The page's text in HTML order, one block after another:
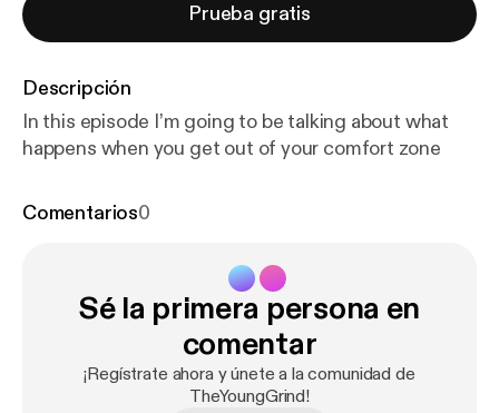
Prueba gratis
Descripción
In this episode I’m going to be talking about what
happens when you get out of your comfort zone
Comentarios0
Sé la primera persona en
comentar
¡Regístrate ahora y únete a la comunidad de
TheYoungGrind!